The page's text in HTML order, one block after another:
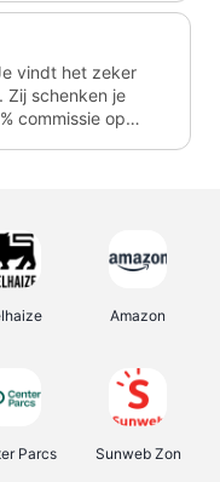
vindt het zeker
Zij schenken je
commissie op
Amazon
Parcs Sunweb Zon